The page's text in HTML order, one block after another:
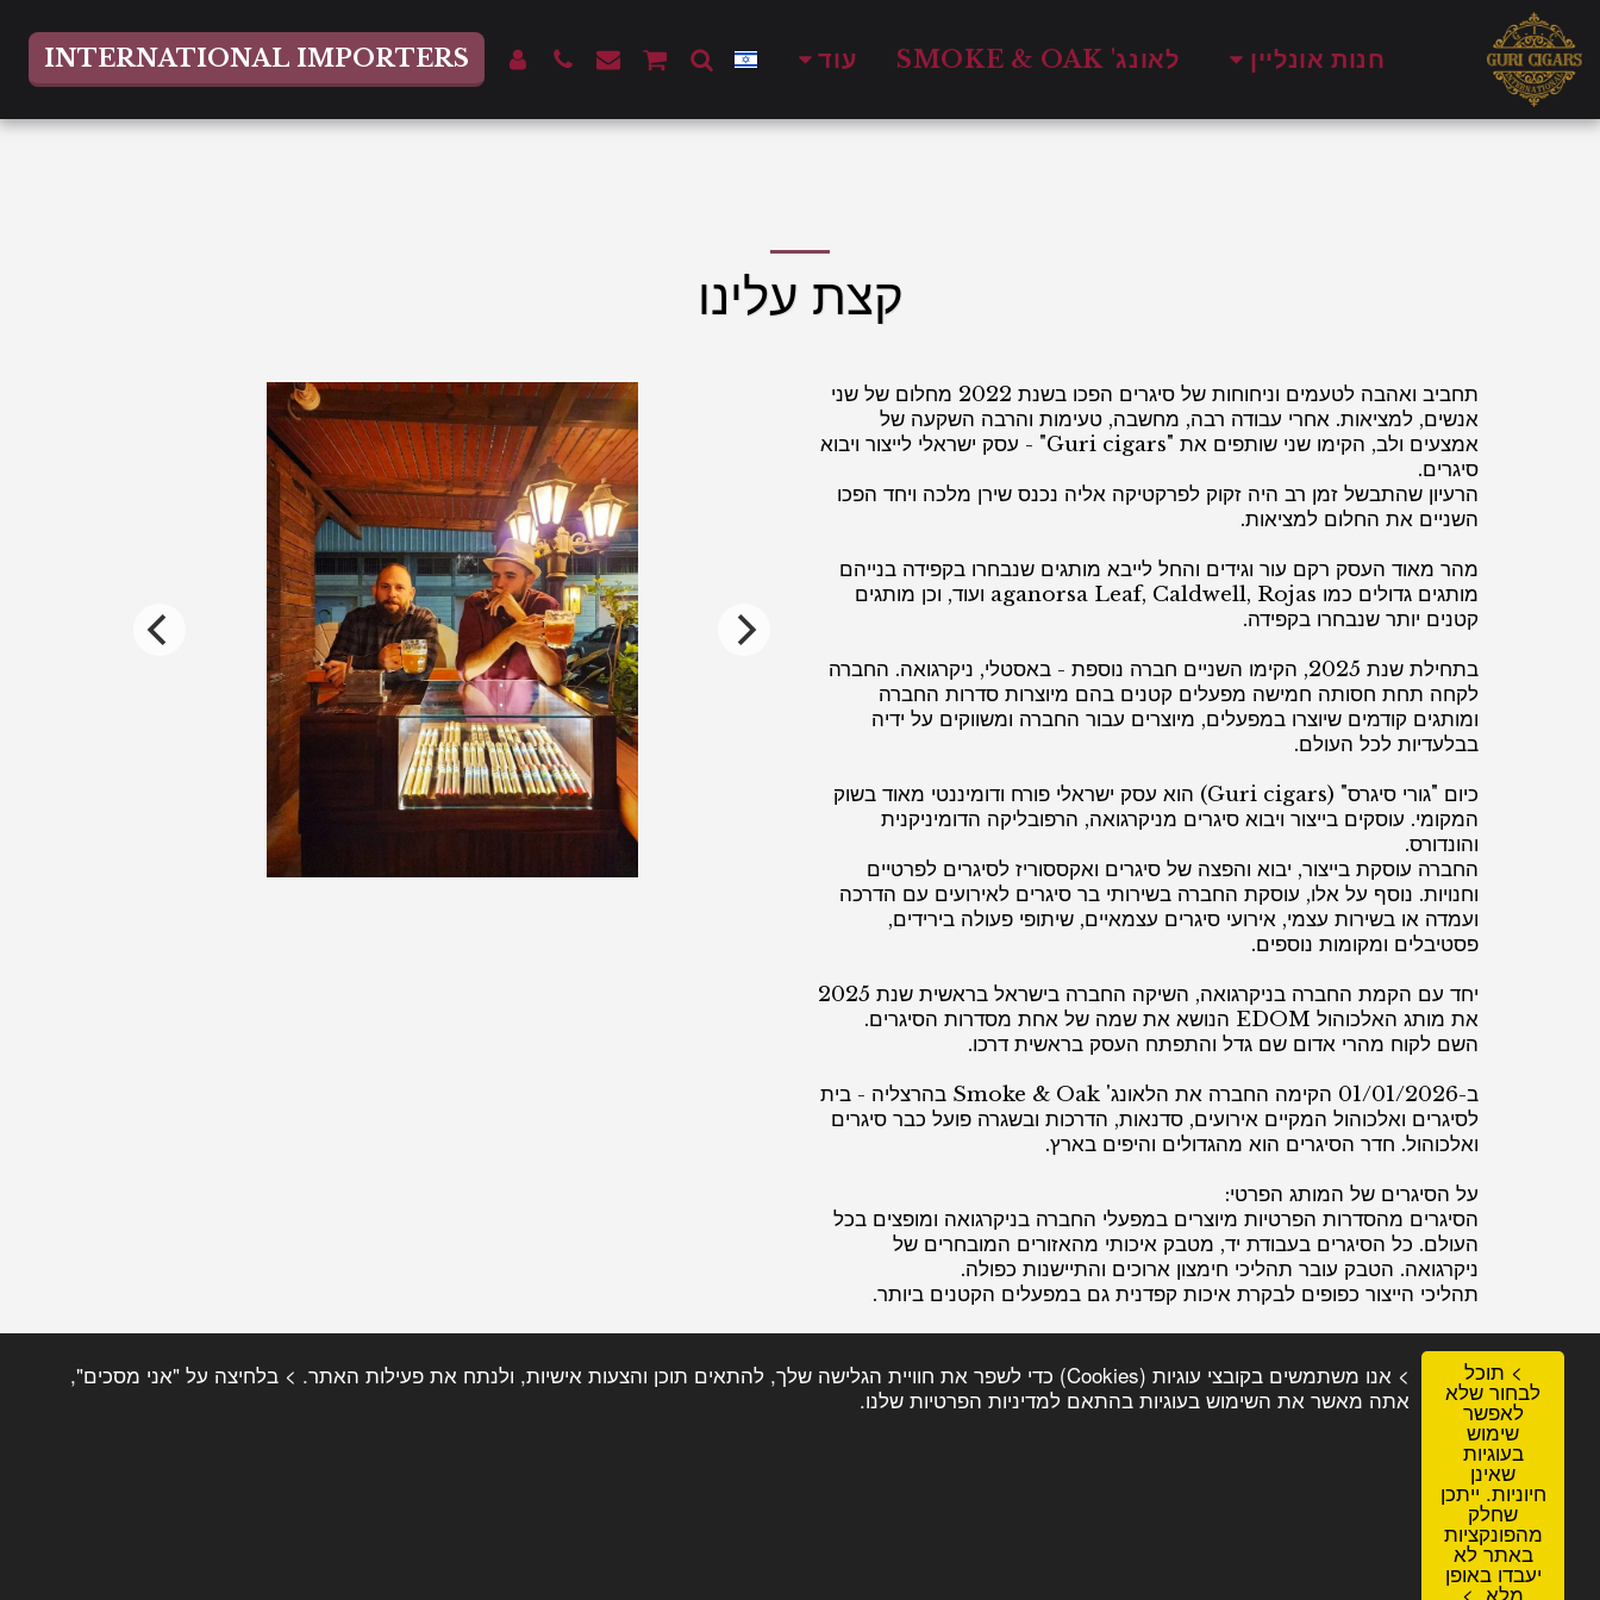
> תוכל
לבחור שלא
לאפשר
שימוש
בעוגיות
שאינן
חיוניות. ייתכן
שחלק
מהפונקציות
באתר לא
יעבדו באופן
מלא. >
> אנו משתמשים בקובצי עוגיות (Cookies) כדי לשפר את חוויית הגלישה שלך, להתאים תוכן והצעות אישיות, ולנתח את פעילות האתר. > בלחיצה על "אני מסכים",
אתה מאשר את השימוש בעוגיות בהתאם למדיניות הפרטיות שלנו.
חנות אונליין לאונג' SMOKE & OAK עוד INTERNATIONAL IMPORTERS
קצת עלינו
תחביב ואהבה לטעמים וניחוחות של סיגרים הפכו בשנת 2022 מחלום של שני
אנשים, למציאות. אחרי עבודה רבה, מחשבה, טעימות והרבה השקעה של
אמצעים ולב, הקימו שני שותפים את "Guri cigars" - עסק ישראלי לייצור ויבוא
סיגרים.
הרעיון שהתבשל זמן רב היה זקוק לפרקטיקה אליה נכנס שירן מלכה ויחד הפכו
השניים את החלום למציאות.
מהר מאוד העסק רקם עור וגידים והחל לייבא מותגים שנבחרו בקפידה בנייהם
מותגים גדולים כמו aganorsa Leaf, Caldwell, Rojas ועוד, וכן מותגים
קטנים יותר שנבחרו בקפידה.
בתחילת שנת 2025, הקימו השניים חברה נוספת - באסטלי, ניקרגואה. החברה
לקחה תחת חסותה חמישה מפעלים קטנים בהם מיוצרות סדרות החברה
ומותגים קודמים שיוצרו במפעלים, מיוצרים עבור החברה ומשווקים על ידיה
בבלעדיות לכל העולם.
כיום "גורי סיגרס" (Guri cigars) הוא עסק ישראלי פורח ודומיננטי מאוד בשוק
המקומי. עוסקים בייצור ויבוא סיגרים מניקרגואה, הרפובליקה הדומיניקנית
והונדורס.
החברה עוסקת בייצור, יבוא והפצה של סיגרים ואקססוריז לסיגרים לפרטיים
וחנויות. נוסף על אלו, עוסקת החברה בשירותי בר סיגרים לאירועים עם הדרכה
ועמדה או בשירות עצמי, אירועי סיגרים עצמאיים, שיתופי פעולה בירידים,
פסטיבלים ומקומות נוספים.
יחד עם הקמת החברה בניקרגואה, השיקה החברה בישראל בראשית שנת 2025
את מותג האלכוהול EDOM הנושא את שמה של אחת מסדרות הסיגרים.
השם לקוח מהרי אדום שם גדל והתפתח העסק בראשית דרכו.
ב-01/01/2026 הקימה החברה את הלאונג' Smoke & Oak בהרצליה - בית
לסיגרים ואלכוהול המקיים אירועים, סדנאות, הדרכות ובשגרה פועל כבר סיגרים
ואלכוהול. חדר הסיגרים הוא מהגדולים והיפים בארץ.
על הסיגרים של המותג הפרטי:
הסיגרים מהסדרות הפרטיות מיוצרים במפעלי החברה בניקרגואה ומופצים בכל
העולם. כל הסיגרים בעבודת יד, מטבק איכותי מהאזורים המובחרים של
ניקרגואה. הטבק עובר תהליכי חימצון ארוכים והתיישנות כפולה.
תהליכי הייצור כפופים לבקרת איכות קפדנית גם במפעלים הקטנים ביותר.
אחד להנות מסיגר איכותי ויוקרתי.